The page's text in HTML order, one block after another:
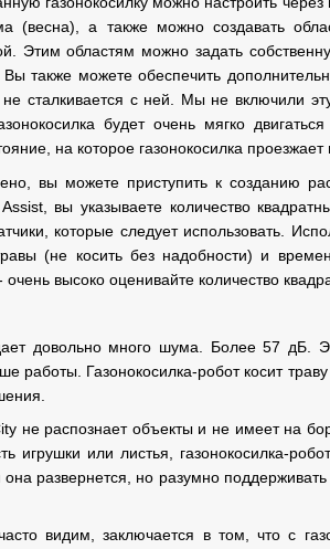
(весна), а также можно создавать
Этим областям можно задать
Вы также можете обеспечить
сталкивается с ней. Мы не включили
будет очень мягко
на которое газонокосилка
вы можете приступить к
вы указываете количество
которые следует использовать.
(не косить без надобности) и
высоко оценивайте количество
довольно много шума. Более 57 дБ.
работы. Газонокосилка-робот косит
не распознает объекты и не имеет на
игрушки или листья, газонокосилка-
она развернется, но разумно
видим, заключается в том, что с